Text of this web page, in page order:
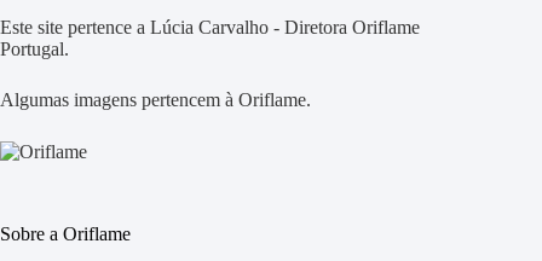
Este site pertence a Lúcia Carvalho - Diretora Oriflame
Portugal.
Algumas imagens pertencem à Oriflame.
Sobre a Oriflame